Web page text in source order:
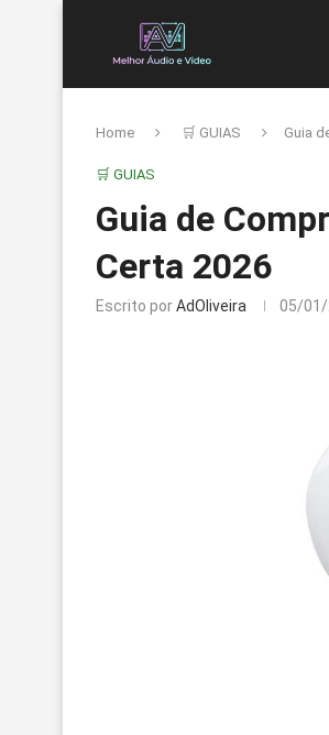
Home 🛒 GUIAS Guia
🛒 GUIAS
Guia de
Certa 2026
Escrito porAdOliveira 05/01/